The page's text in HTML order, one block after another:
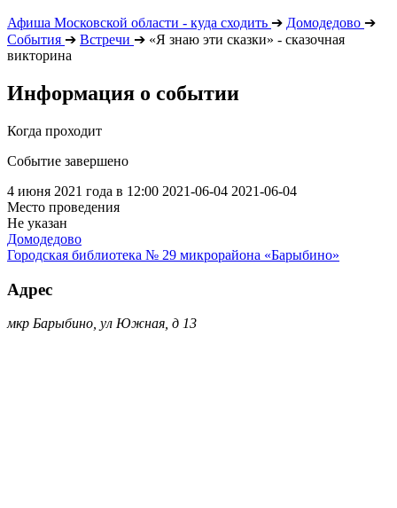
Афиша Московской области - куда сходить ➔ Домодедово ➔
События ➔ Встречи ➔ «Я знаю эти сказки» - сказочная
викторина
Информация о событии
Когда проходит
Событие завершено
4 июня 2021 года в 12:00 2021-06-04 2021-06-04
Место проведения
Не указан
Домодедово
Городская библиотека № 29 микрорайона «Барыбино»
Адрес
мкр Барыбино, ул Южная, д 13